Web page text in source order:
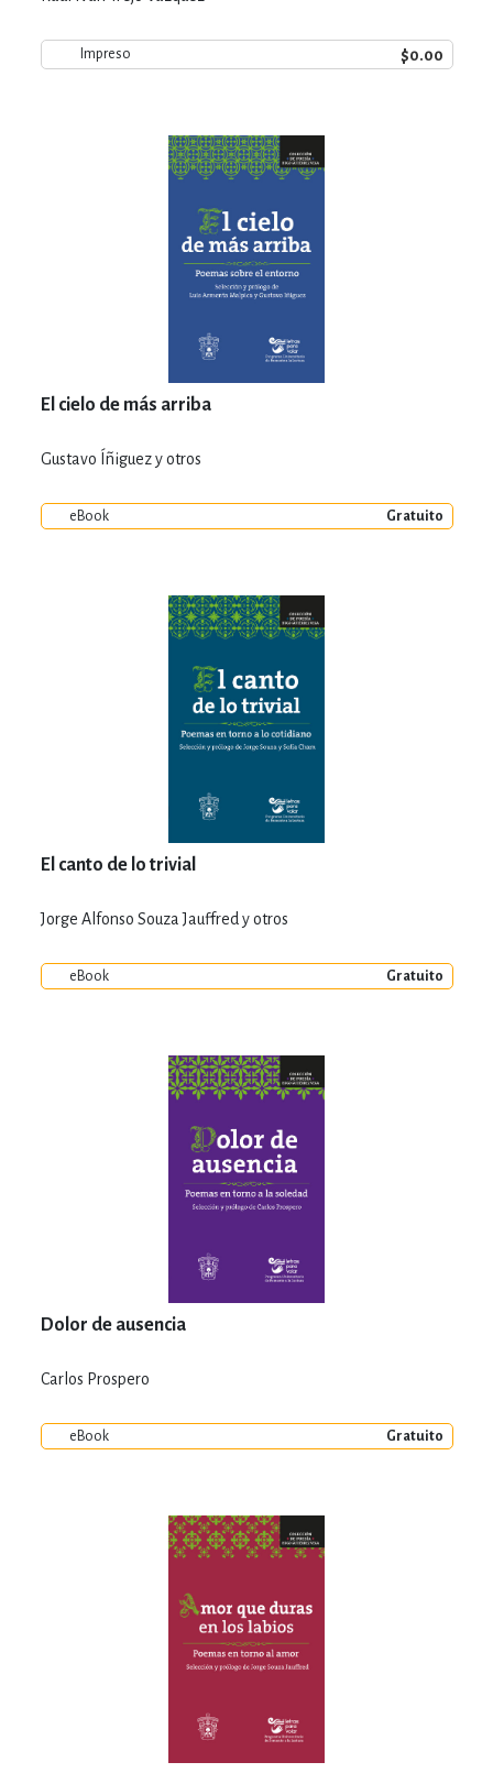
Impreso $0.00
El cielo de más arriba
Gustavo Íñiguez y otros
eBook Gratuito
El canto de lo trivial
Jorge Alfonso Souza Jauffred y otros
eBook Gratuito
Dolor de ausencia
Carlos Prospero
eBook Gratuito